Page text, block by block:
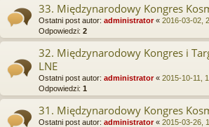
33. Międzynarodowy Kongres
Ostatni post autor: administrator« 2016-03-02,
Odpowiedzi: 2
32. Międzynarodowy Kongres i
LNE
Ostatni post autor: administrator« 2015-10-11,
Odpowiedzi: 1
31. Międzynarodowy Kongres
Ostatni post autor: administrator« 2015-03-26,